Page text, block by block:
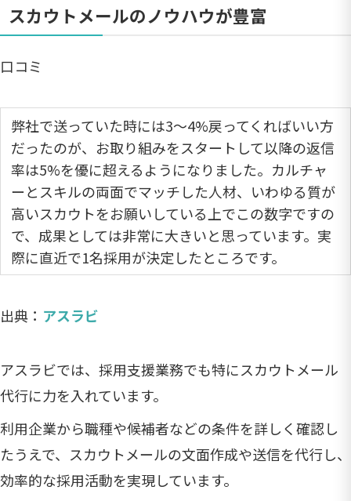
スカウトメールのノウハウが豊富
口コミ
弊社で送っていた時には3〜4%戻ってくればいい方
だったのが、お取り組みをスタートして以降の返信
率は5%を優に超えるようになりました。カルチャ
ーとスキルの両面でマッチした人材、いわゆる質が
高いスカウトをお願いしている上でこの数字ですの
で、成果としては非常に大きいと思っています。実
際に直近で1名採用が決定したところです。
出典： アスラビ
アスラビでは、採用支援業務でも特にスカウトメール
代行に力を入れています。
利用企業から職種や候補者などの条件を詳しく確認し
たうえで、スカウトメールの文面作成や送信を代行し、
効率的な採用活動を実現しています。